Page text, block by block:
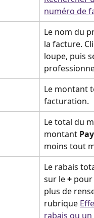
numéro de
Le nom du
la facture.
loupe, puis
Le montant
facturation.
Le total du
montant
moins tout
Le rabais
sur le +
plus de
rubrique
rabais ou